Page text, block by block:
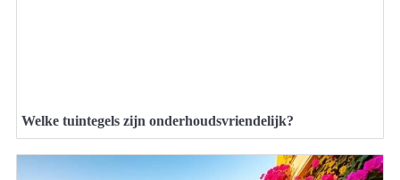
Welke tuintegels zijn onderhoudsvriendelijk?